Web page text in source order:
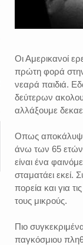
Οι Αμερικανοί
πρώτη φορά στην
νεαρά παιδιά.
δεύτερων
αλλάξουμε
Οπως αποκάλυψε
άνω των 65 ετών
είναι ένα
σταματάει εκεί.
πορεία και για
τους μικρούς.
Πιο
παγκόσμιου